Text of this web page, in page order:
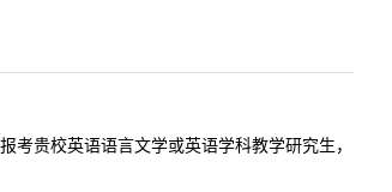
贵校英语语言文学或英语学科教学研究生，